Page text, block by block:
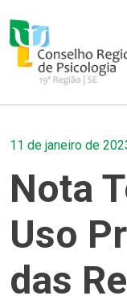
11 de janeiro de
Nota
Uso
das